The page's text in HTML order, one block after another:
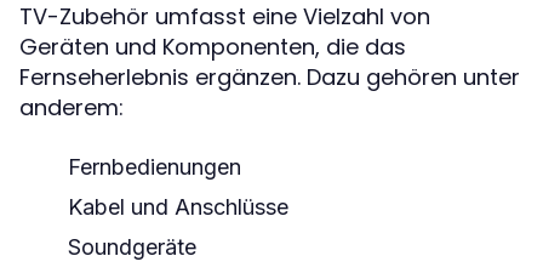
TV-Zubehör umfasst eine Vielzahl von
Geräten und Komponenten, die das
Fernseherlebnis ergänzen. Dazu gehören unter
anderem:
Fernbedienungen
Kabel und Anschlüsse
Soundgeräte